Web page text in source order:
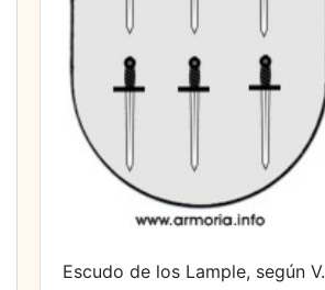
Escudo de los Lample, según V.